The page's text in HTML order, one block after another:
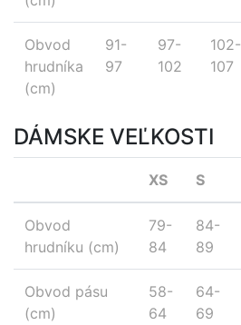
Obvod
hrudníka
(cm)
91-
97
97-
102
102-
107
DÁMSKE VEĽKOSTI
XS S
Obvod
hrudníku (cm)
79-
84
84-
89
Obvod pásu
(cm)
58-
64
64-
69